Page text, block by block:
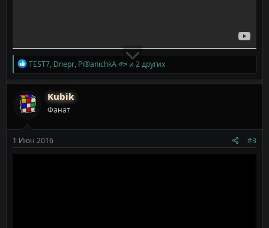
Р
е
а
ц
и
TEST7, Dnepr, Pi®anichkA 🐟 и 2 других
Kubik
Фанат
1 Июн 2016 #3